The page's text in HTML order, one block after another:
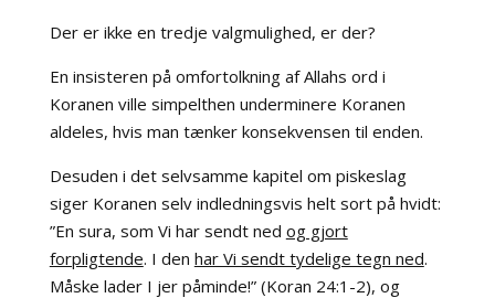
Der er ikke en tredje valgmulighed, er der?
En insisteren på omfortolkning af Allahs ord i
Koranen ville simpelthen underminere Koranen
aldeles, hvis man tænker konsekvensen til enden.
Desuden i det selvsamme kapitel om piskeslag
siger Koranen selv indledningsvis helt sort på hvidt:
”En sura, som Vi har sendt ned og gjort
forpligtende. I den har Vi sendt tydelige tegn ned.
Måske lader I jer påminde!” (Koran 24:1-2), og